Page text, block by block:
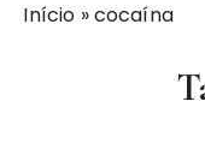
Início »cocaína